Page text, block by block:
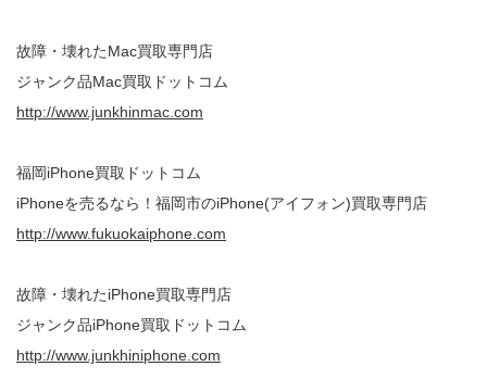
故障・壊れたMac買取専門店
ジャンク品Mac買取ドットコム
http://www.junkhinmac.com
福岡iPhone買取ドットコム
iPhoneを売るなら！福岡市のiPhone(アイフォン)買取専門店
http://www.fukuokaiphone.com
故障・壊れたiPhone買取専門店
ジャンク品iPhone買取ドットコム
http://www.junkhiniphone.com